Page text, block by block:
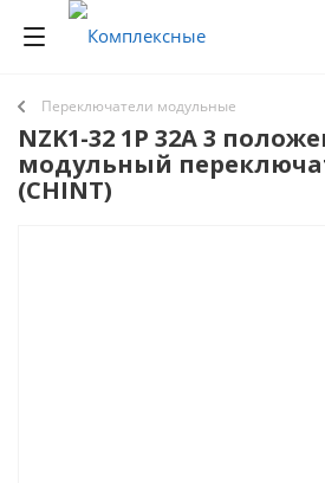
Переключатели модульные
NZK1-32 1P 32А 3
модульный
(CHINT)